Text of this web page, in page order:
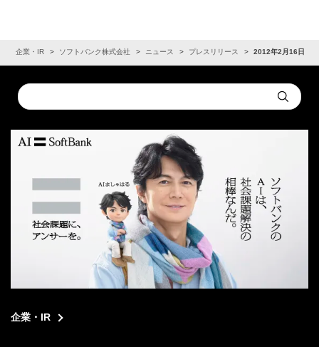
企業・IR ソフトバンク株式会社 ニュース プレスリリース 2012年2月16日
Conduct
a
Submit
企業・IR